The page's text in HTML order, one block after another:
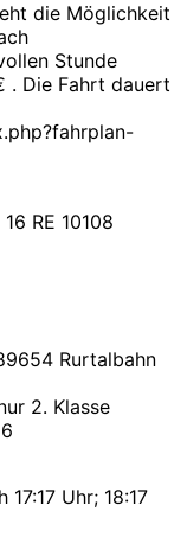
die Möglichkeit
Stunde
. Die Fahrt dauert
RE 10108
Rurtalbahn
2. Klasse
Uhr; 18:17